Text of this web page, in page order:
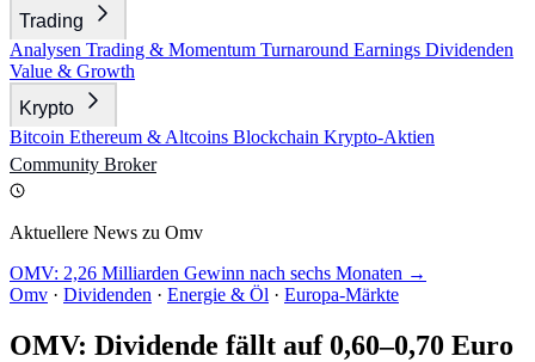
Trading
Analysen Trading & Momentum Turnaround Earnings Dividenden
Value & Growth
Krypto
Bitcoin Ethereum & Altcoins Blockchain Krypto-Aktien
Community Broker
Aktuellere News zu Omv
OMV: 2,26 Milliarden Gewinn nach sechs Monaten →
Omv · Dividenden · Energie & Öl · Europa-Märkte
OMV: Dividende fällt auf 0,60–0,70 Euro